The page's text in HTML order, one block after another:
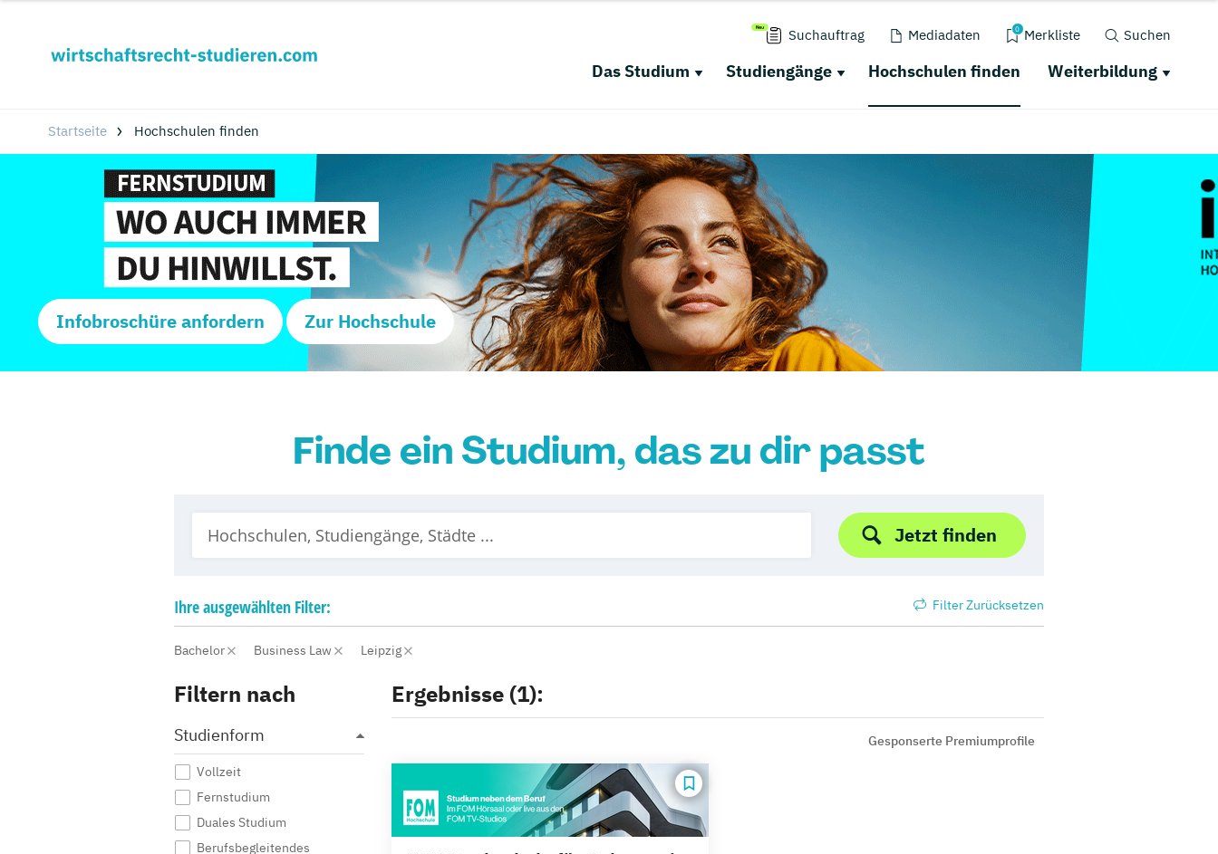
Suchauftrag Mediadaten 0 Merkliste Suchen
Das Studium Studiengänge Hochschulen finden Weiterbildung
Startseite Hochschulen finden
Infobroschüre anfordern Zur Hochschule
Finde ein Studium, das zu dir passt
Jetzt finden
Ihreausgewählten Filter: Filter Zurücksetzen
Bachelor Business Law Leipzig
Filtern nach
Studienform
Vollzeit
Fernstudium
Duales Studium
Berufsbegleitendes
Ergebnisse (1):
Gesponserte Premiumprofile